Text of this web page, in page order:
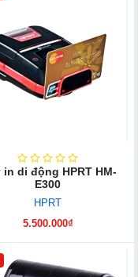
in di động HPRT HM-
E300
HPRT
5.500.000₫